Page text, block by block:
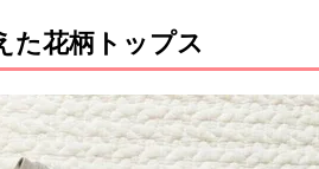
u
t
e
た花柄トップス